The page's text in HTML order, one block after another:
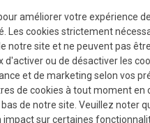
améliorer votre expérience
Les cookies strictement
notre site et ne peuvent pas
d'activer ou de désactiver les
et de marketing selon vos
de cookies à tout moment en
de notre site. Veuillez noter
impact sur certaines